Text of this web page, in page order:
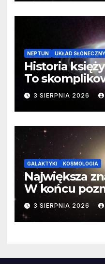
NEPTUN UKŁAD SŁONECZNY
Historia
To
3 SIERPNIA 2026
GALAKTYKI KOSMOLOGIA
Największa
W końcu
faktyczne
3 SIERPNIA 2026